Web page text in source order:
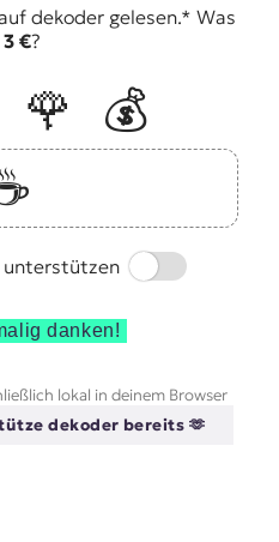
dekoder gelesen.* Was
3 €?
🌹
💰
unterstützen
Switch
danken!
lokal in deinem Browser
dekoder bereits 🫶